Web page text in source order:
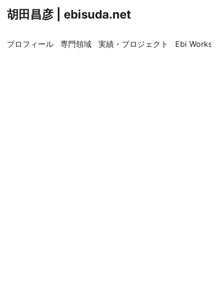
胡田昌彦 | ebisuda.net
プロフィール 専門領域 実績・プロジェクト Ebi